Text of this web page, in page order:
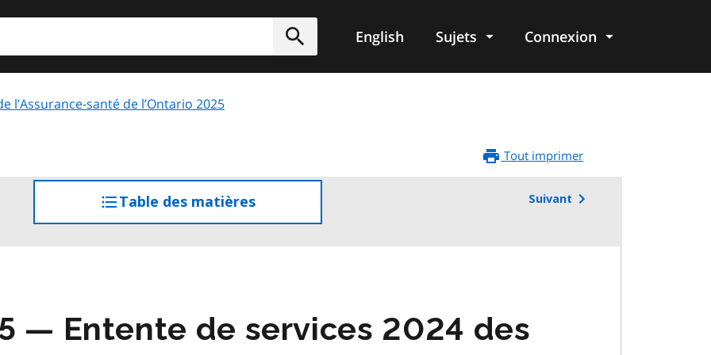
Soumettre
English Sujets Connexion
l’Assurance-santé de l’Ontario 2025
Tout imprimer
Table des matièresaccéder
à
Suivant
— Entente de services 2024 des